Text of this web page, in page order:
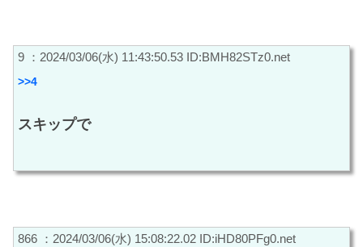
9 ：2024/03/06(水) 11:43:50.53 ID:BMH82STz0.net
>>4
スキップで
866 ：2024/03/06(水) 15:08:22.02 ID:iHD80PFg0.net